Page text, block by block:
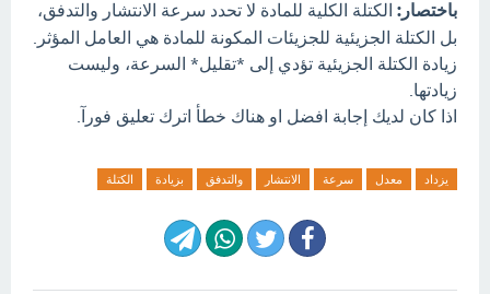
باختصار: الكتلة الكلية للمادة لا تحدد سرعة الانتشار والتدفق،
بل الكتلة الجزيئية للجزيئات المكونة للمادة هي العامل المؤثر.
زيادة الكتلة الجزيئية تؤدي إلى *تقليل* السرعة، وليست
زيادتها.
اذا كان لديك إجابة افضل او هناك خطأ اترك تعليق فورآ.
يزداد معدل سرعة الانتشار والتدفق بزيادة الكتلة